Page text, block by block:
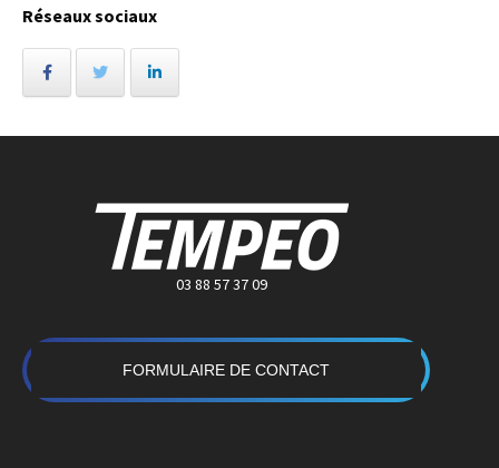
Réseaux sociaux
03 88 57 37 09
FORMULAIRE DE CONTACT